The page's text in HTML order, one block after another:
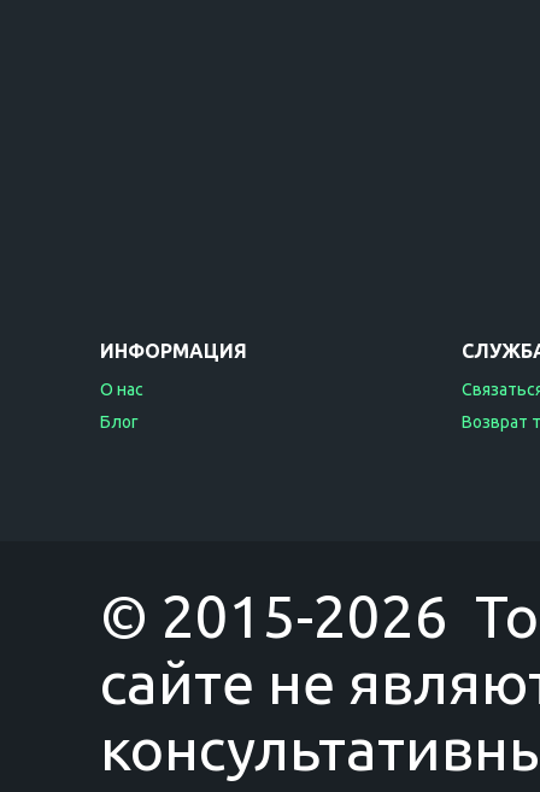
ИНФОРМАЦИЯ
О нас
Блог
Возврат
© 2015-2026
сайте не